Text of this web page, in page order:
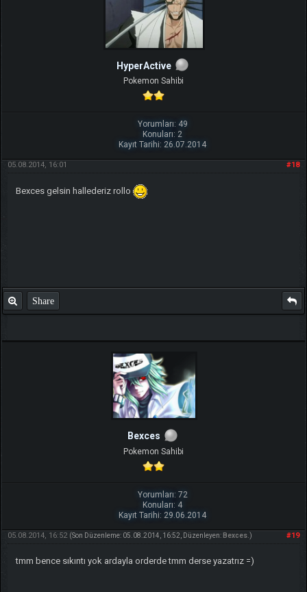
HyperActive
Pokemon Sahibi
Yorumları: 49
Konuları: 2
Kayıt Tarihi: 26.07.2014
#18
05.08.2014, 16:01
Bexces gelsin hallederiz rollo
Share
Bexces
Pokemon Sahibi
Yorumları: 72
Konuları: 4
Kayıt Tarihi: 29.06.2014
#19
05.08.2014, 16:52 (Son Düzenleme: 05.08.2014, 16:52, Düzenleyen: Bexces.)
tmm bence sıkıntı yok ardayla orderde tmm derse yazatrız =)